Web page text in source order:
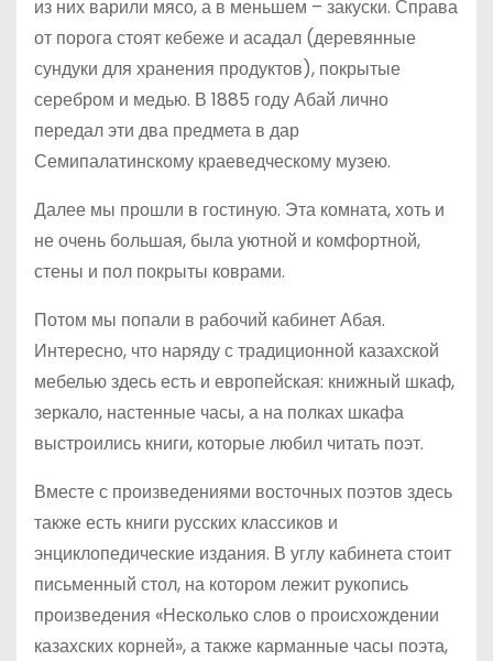
из них варили мясо, а в меньшем – закуски. Справа
от порога стоят кебеже и асадал (деревянные
сундуки для хранения продуктов), покрытые
серебром и медью. В 1885 году Абай лично
передал эти два предмета в дар
Семипалатинскому краеведческому музею.
Далее мы прошли в гостиную. Эта комната, хоть и
не очень большая, была уютной и комфортной,
стены и пол покрыты коврами.
Потом мы попали в рабочий кабинет Абая.
Интересно, что наряду с традиционной казахской
мебелью здесь есть и европейская: книжный шкаф,
зеркало, настенные часы, а на полках шкафа
выстроились книги, которые любил читать поэт.
Вместе с произведениями восточных поэтов здесь
также есть книги русских классиков и
энциклопедические издания. В углу кабинета стоит
письменный стол, на котором лежит рукопись
произведения «Несколько слов о происхождении
казахских корней», а также карманные часы поэта,